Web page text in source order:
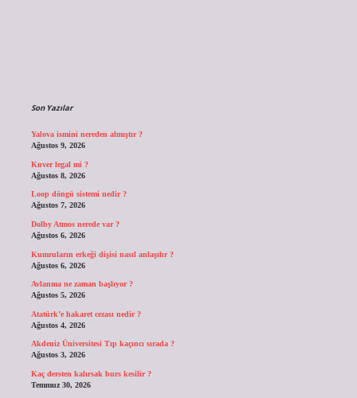
Son Yazılar
Yalova ismini nereden almıştır ?
Ağustos 9, 2026
Kuver legal mi ?
Ağustos 8, 2026
Loop döngü sistemi nedir ?
Ağustos 7, 2026
Dolby Atmos nerede var ?
Ağustos 6, 2026
Kumruların erkeği dişisi nasıl anlaşılır ?
Ağustos 6, 2026
Avlanma ne zaman başlıyor ?
Ağustos 5, 2026
Atatürk’e hakaret cezası nedir ?
Ağustos 4, 2026
Akdeniz Üniversitesi Tıp kaçıncı sırada ?
Ağustos 3, 2026
Kaç dersten kalırsak burs kesilir ?
Temmuz 30, 2026